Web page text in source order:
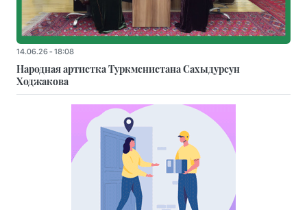
14.06.26 - 18:08
Народная артистка Туркменистана Сахыдурсун
Ходжакова